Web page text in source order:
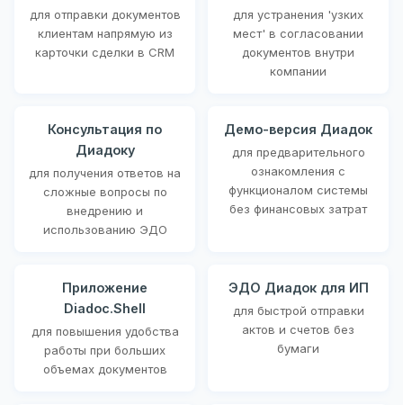
для отправки документов
клиентам напрямую из
карточки сделки в CRM
для устранения 'узких
мест' в согласовании
документов внутри
компании
Консультация по
Диадоку
для получения ответов на
сложные вопросы по
внедрению и
использованию ЭДО
Демо-версия Диадок
для предварительного
ознакомления с
функционалом системы
без финансовых затрат
Приложение
Diadoc.Shell
для повышения удобства
работы при больших
объемах документов
ЭДО Диадок для ИП
для быстрой отправки
актов и счетов без
бумаги